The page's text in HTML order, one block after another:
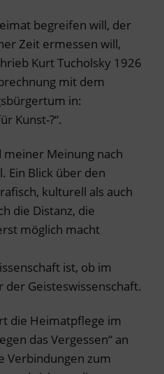
begreifen will, der
Zeit ermessen will,
Kurt Tucholsky 1926
mit dem
in:
Kunst-?“.
Meinung nach
Ein Blick über den
kulturell als auch
die Distanz, die
möglich macht
ist, ob im
Geisteswissenschaft.
die Heimatpflege im
das Vergessen“ an
Verbindungen zum